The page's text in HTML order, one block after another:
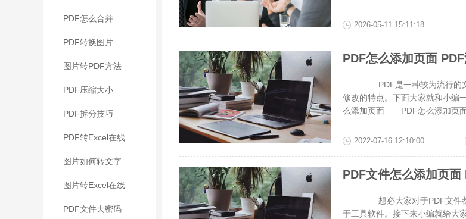
PDF怎么合并
PDF转换图片
图片转PDF方法
PDF压缩大小
PDF拆分技巧
PDF转Excel在线
图片如何转文字
图片转Excel在线
PDF文件去密码
整合效率。但是怎么快速给PDF
2026-05-11 15:11:18
PDF怎么添加页面
PDF是一种较为流行的文件
修改的特点。下面大家就和小
么添加页面 PDF怎么添加页面
面”。默认情况下，空白页面将
其他PDF文档； 4、也可通过
常容易解决的，大家只要使用福
2022-07-16 12:10:00
PDF文件怎么添加页
想必大家对于PDF文件都不
于工具软件。接下来小编就给